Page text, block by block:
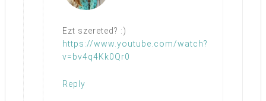
Ezt szereted? :)
https://www.youtube.com/watch?
v=bv4q4Kk0Qr0
Reply